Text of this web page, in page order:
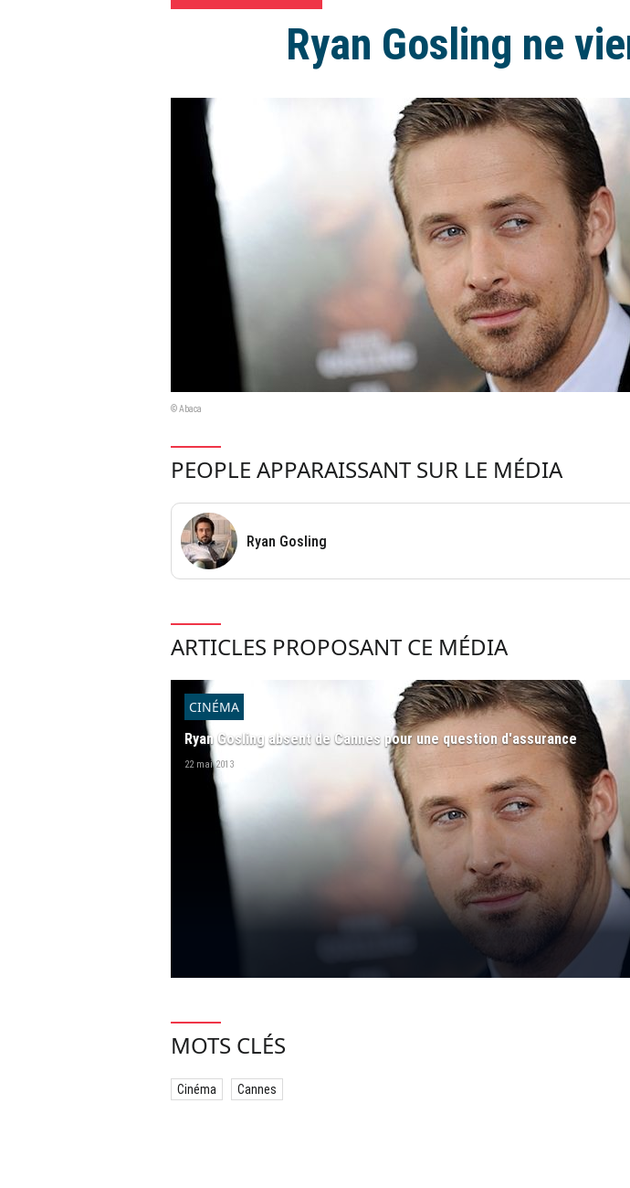
Ryan Gosling ne
© Abaca
PEOPLE APPARAISSANT SUR LE MÉDIA
Ryan Gosling
ARTICLES PROPOSANT CE MÉDIA
CINÉMA
Ryan Gosling absent de Cannes pour une question d'assurance
22 mai 2013
MOTS CLÉS
Cinéma Cannes